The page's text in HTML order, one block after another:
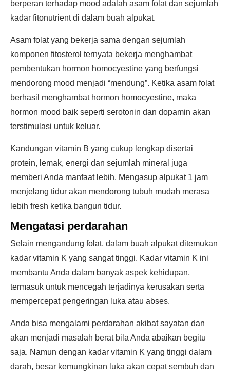
berperan terhadap mood adalah asam folat dan sejumlah
kadar fitonutrient di dalam buah alpukat.
Asam folat yang bekerja sama dengan sejumlah
komponen fitosterol ternyata bekerja menghambat
pembentukan hormon homocyestine yang berfungsi
mendorong mood menjadi “mendung”. Ketika asam folat
berhasil menghambat hormon homocyestine, maka
hormon mood baik seperti serotonin dan dopamin akan
terstimulasi untuk keluar.
Kandungan vitamin B yang cukup lengkap disertai
protein, lemak, energi dan sejumlah mineral juga
memberi Anda manfaat lebih. Mengasup alpukat 1 jam
menjelang tidur akan mendorong tubuh mudah merasa
lebih fresh ketika bangun tidur.
Mengatasi perdarahan
Selain mengandung folat, dalam buah alpukat ditemukan
kadar vitamin K yang sangat tinggi. Kadar vitamin K ini
membantu Anda dalam banyak aspek kehidupan,
termasuk untuk mencegah terjadinya kerusakan serta
mempercepat pengeringan luka atau abses.
Anda bisa mengalami perdarahan akibat sayatan dan
akan menjadi masalah berat bila Anda abaikan begitu
saja. Namun dengan kadar vitamin K yang tinggi dalam
darah, besar kemungkinan luka akan cepat sembuh dan